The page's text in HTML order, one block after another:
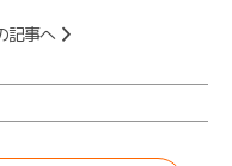
記事へ